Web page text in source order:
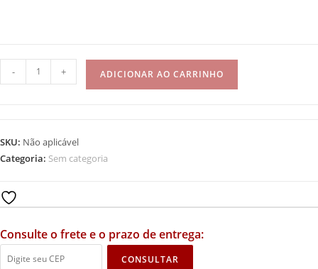
- + ADICIONAR AO CARRINHO
SKU: Não aplicável
Categoria: Sem categoria
Consulte o frete e o prazo de entrega:
CONSULTAR